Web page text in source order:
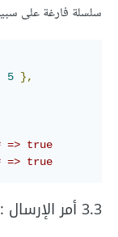
سلسلة فارغة على
5 },
=> true
=> true
3.3 أمر الإرسال :message